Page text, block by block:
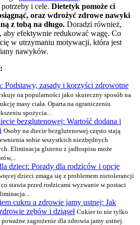
i cele. Dietetyk pomoże ci
oraz wdrożyć zdrowe nawyki
z tobą na długo. Doradzi również,
aby efektywnie redukować wagę. Co
w utrzymaniu motywacji, która jest
nawyków.
Podstawy, zasady i korzyści zdrowotne
na popularności jako skuteczny sposób na
masy ciała. Oparta na ograniczeniu
spożycia...
bezglutenowej: Wartość dodana i
Osoby na diecie bezglutenowej często stają
sobie wszystkich niezbędnych
Eliminacja glutenu z jadłospisu może
dzieci: Porady dla rodziców i opcje
dzieci zmaga się z problemem nietolerancji
stawia przed rodzicami wyzwanie w postaci
cukru a zdrowie jamy ustnej: Jak
zębów i dziąseł Cukier to nie tylko
zagrożenie dla zdrowia jamy ustnej.